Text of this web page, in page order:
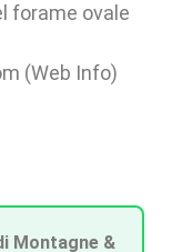
forame ovale
(Web Info)
Montagne &